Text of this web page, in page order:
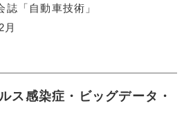
誌「自動車技術」
月
ス感染症・ビッグデータ・